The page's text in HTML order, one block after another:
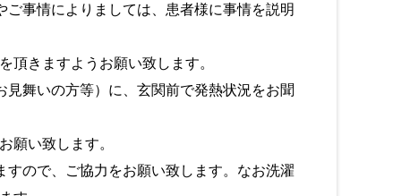
事情によりましては、患者様に事情を説明
きますようお願い致します。
舞いの方等）に、玄関前で発熱状況をお聞
い致します。
ので、ご協力をお願い致します。なお洗濯